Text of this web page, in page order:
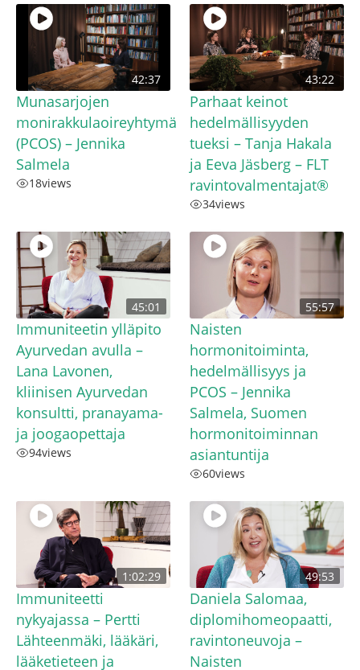
42:37
Munasarjojen
monirakkulaoireyhtymä
(PCOS) – Jennika
Salmela
18views
43:22
Parhaat keinot
hedelmällisyyden
tueksi – Tanja Hakala
ja Eeva Jäsberg – FLT
ravintovalmentajat®
34views
45:01
Immuniteetin ylläpito
Ayurvedan avulla –
Lana Lavonen,
kliinisen Ayurvedan
konsultti, pranayama-
ja joogaopettaja
94views
55:57
Naisten
hormonitoiminta,
hedelmällisyys ja
PCOS – Jennika
Salmela, Suomen
hormonitoiminnan
asiantuntija
60views
1:02:29
Immuniteetti
nykyajassa – Pertti
Lähteenmäki, lääkäri,
lääketieteen ja
49:53
Daniela Salomaa,
diplomihomeopaatti,
ravintoneuvoja –
Naisten